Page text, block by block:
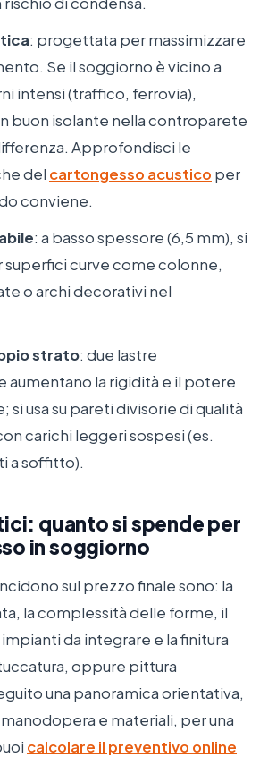
: progettata per massimizzare
Se il soggiorno è vicino a
intensi (traffico, ferrovia),
buon isolante nella controparete
Approfondisci le
del cartongesso acustico per
conviene.
: a basso spessore (6,5 mm), si
curve come colonne,
o archi decorativi nel
strato: due lastre
aumentano la rigidità e il potere
si usa su pareti divisorie di qualità
carichi leggeri sospesi (es.
a soffitto).
quanto si spende per
in soggiorno
sul prezzo finale sono: la
la complessità delle forme, il
da integrare e la finitura
oppure pittura
una panoramica orientativa,
e materiali, per una
calcolare il preventivo online